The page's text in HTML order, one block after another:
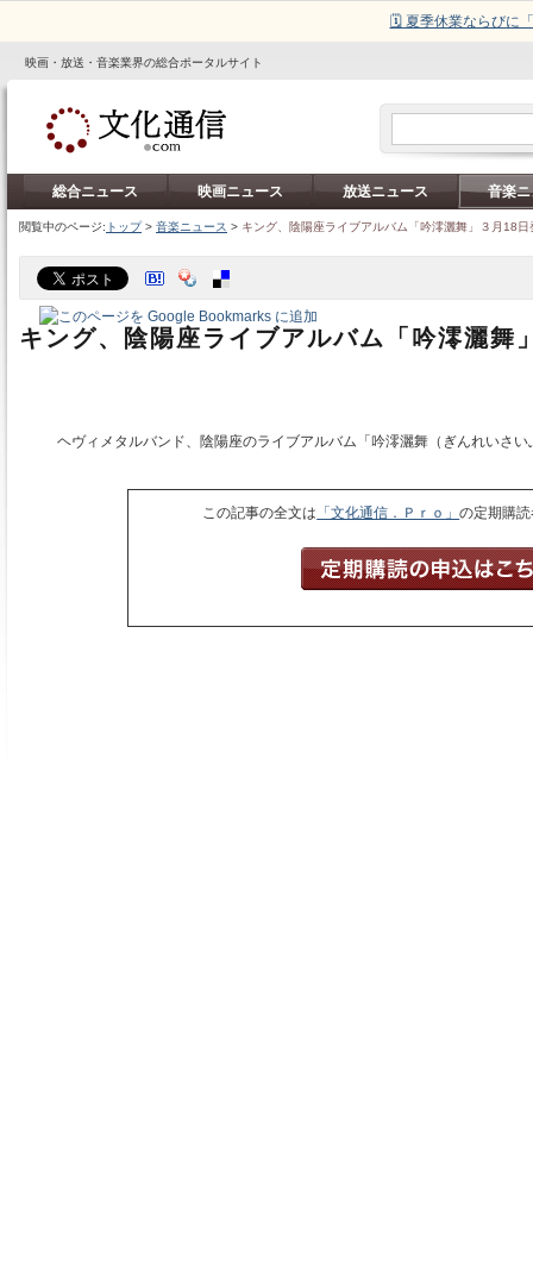
🗓️ 夏季休業ならびに
映画・放送・音楽業界の総合ポータルサイト
総合ニュース 映画ニュース 放送ニュース 音楽
閲覧中のページ: トップ> 音楽ニュース > キング、陰陽座ライブアルバム「吟澪灑舞」３月18日
キング、陰陽座ライブアルバム「吟澪灑舞
ヘヴィメタルバンド、陰陽座のライブアルバム「吟澪灑舞（ぎんれいさ
この記事の全文は 「文化通信．Ｐｒｏ」の定期購